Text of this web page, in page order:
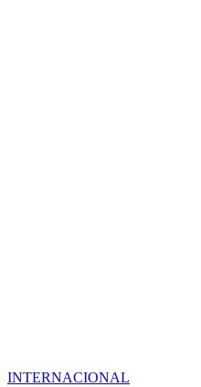
INTERNACIONAL